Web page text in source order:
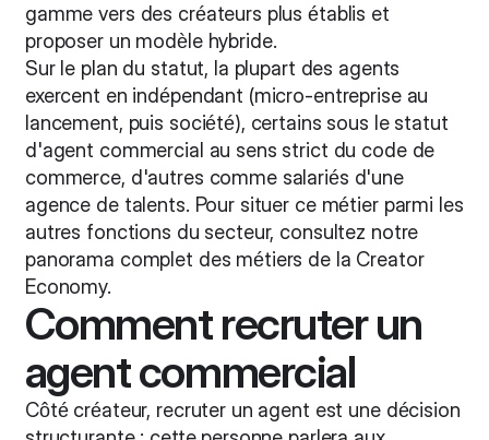
gamme vers des créateurs plus établis et
proposer un modèle hybride.
Sur le plan du statut, la plupart des agents
exercent en indépendant (micro-entreprise au
lancement, puis société), certains sous le statut
d'agent commercial au sens strict du code de
commerce, d'autres comme salariés d'une
agence de talents. Pour situer ce métier parmi les
autres fonctions du secteur, consultez notre
panorama complet des métiers de la Creator
Economy.
Comment recruter un
agent commercial
Côté créateur, recruter un agent est une décision